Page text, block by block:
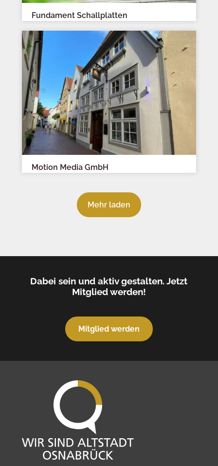
Fundament Schallplatten
Motion Media GmbH
Mehr laden
Dabei sein und aktiv gestalten. Jetzt
Mitglied werden!
Mitglied werden